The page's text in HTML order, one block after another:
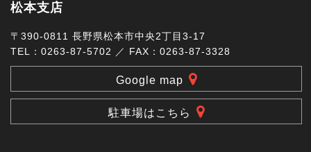
松本支店
〒390-0811 長野県松本市中央2丁目3-17
TEL：0263-87-5702 ／ FAX：0263-87-3328
Google map
駐車場はこちら